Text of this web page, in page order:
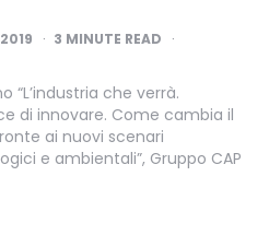
3 MINUTE READ
“L’industria che verrà.
di innovare. Come cambia il
ai nuovi scenari
e ambientali”, Gruppo CAP